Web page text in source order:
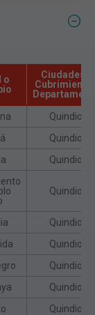
o
Ciudades /
Cubrimiento
Quindio
Quindio
Quindio
Quindio
Quindio
Quindio
Quindio
Quindio
Quindio